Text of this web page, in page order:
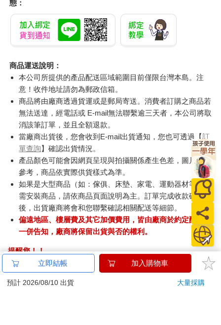
態：
商品運送說明：
本公司所提供的產品配送區域範圍目前僅限台灣本島。注
意！收件地址請勿為郵政信箱。
商品將由廠商透過貨運或是郵局寄送。消費者訂購之商品若
無法送達，經電話或 E-mail無法聯繫逾三天者，本公司將取
消該筆訂單，並且全額退款。
當廠商出貨後，您會收到E-mail出貨通知，您也可透過【訂
單查詢】確認出貨情況。
產品顏色可能會因網頁呈現與拍攝關係產生色差，圖片僅供
參考，商品依實際供貨樣式為準。
如果是大型商品（如：傢俱、床墊、家電、運動器材等）及
需安裝商品，請依商品頁面說明為主。訂單完成收款確認
後，出貨廠商將會和您聯繫確認相關配送等細節。
偏遠地區、樓層費及其它加價費用，皆由廠商於約定配送時
一併告知，廠商將保留出貨與否的權利。
提醒您！！
金石堂及銀行均不會請您操作ATM! 如接獲電話要求您前往
ATM提款機，請不要聽從指示，以免受騙上當！
立即結帳 加入購物車
預計 2026/08/10 出貨 大量採購